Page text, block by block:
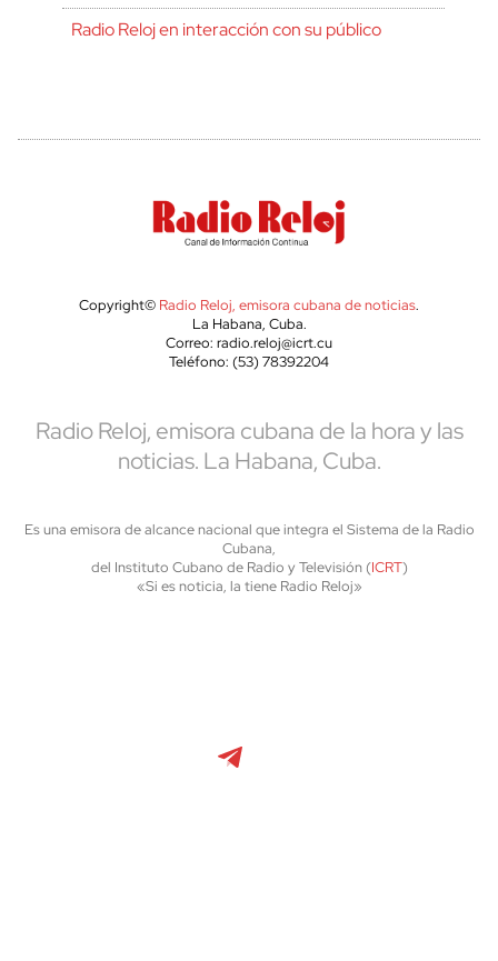
Radio Reloj en interacción con su público
Copyright© Radio Reloj, emisora cubana de noticias.
La Habana, Cuba.
Correo: radio.reloj@icrt.cu
Teléfono: (53) 78392204
Radio Reloj, emisora cubana de la hora y las
noticias. La Habana, Cuba.
Es una emisora de alcance nacional que integra el Sistema de la Radio
Cubana,
del Instituto Cubano de Radio y Televisión (ICRT)
«Si es noticia, la tiene Radio Reloj»